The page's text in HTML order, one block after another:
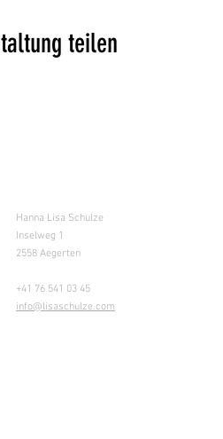
teilen
Hanna Lisa Schulze
Inselweg 1
2558 Aegerten
+41 76 541 03 45
info@lisaschulze.com